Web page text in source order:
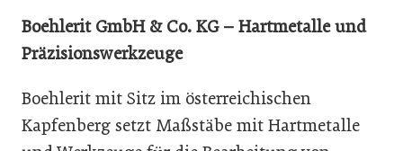
Boehlerit GmbH & Co. KG – Hartmetalle und
Präzisionswerkzeuge
Boehlerit mit Sitz im österreichischen
Kapfenberg setzt Maßstäbe mit Hartmetalle